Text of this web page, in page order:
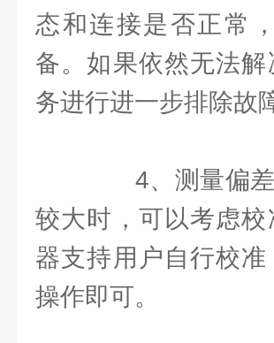
态和连接是否正常
备。如果依然无法
务进行进一步排除故
4、测量偏差
较大时，可以考虑
器支持用户自行校
操作即可。